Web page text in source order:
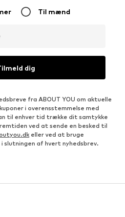
Til mænd
dig
fra ABOUT YOU om aktuelle
i overensstemmelse med
til enhver tid trække dit samtykke
ved at sende en besked til
eller ved at bruge
slutningen af hvert nyhedsbrev.